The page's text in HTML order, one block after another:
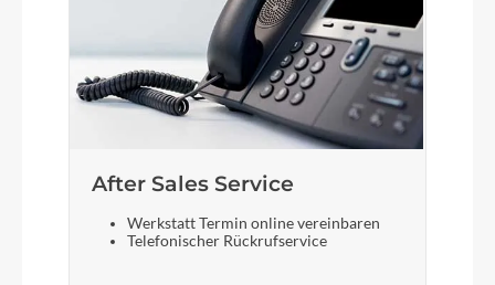
After Sales Service
Werkstatt Termin online vereinbaren
Telefonischer Rückrufservice